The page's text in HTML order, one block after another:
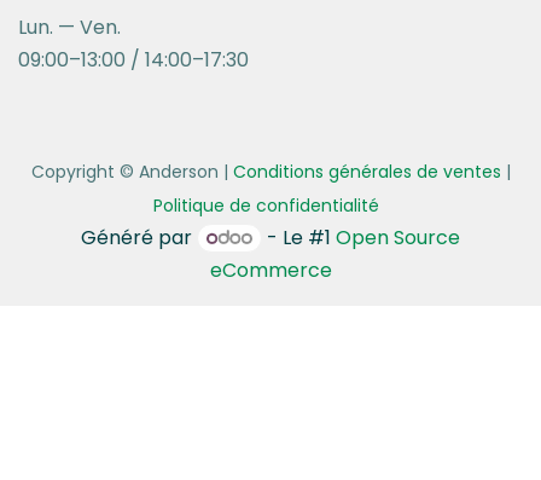
Lun. — Ven.
09:00–13:00 / 14:00–17:30
Copyright © Anderson | Conditions générales de ventes |
Politique de confidentialité
Généré par - Le #1Open Source
eCommerce